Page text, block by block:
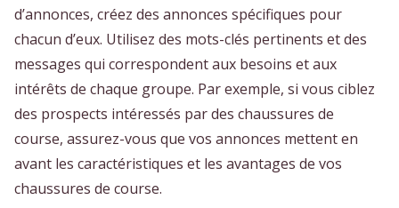
d’annonces, créez des annonces spécifiques pour
chacun d’eux. Utilisez des mots-clés pertinents et des
messages qui correspondent aux besoins et aux
intérêts de chaque groupe. Par exemple, si vous ciblez
des prospects intéressés par des chaussures de
course, assurez-vous que vos annonces mettent en
avant les caractéristiques et les avantages de vos
chaussures de course.